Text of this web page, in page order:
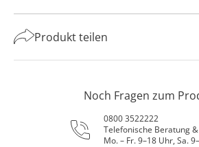
Produkt teilen
Noch Fragen zum
0800 3522222
Telefonische Beratung
Mo. – Fr. 9–18 Uhr, Sa.